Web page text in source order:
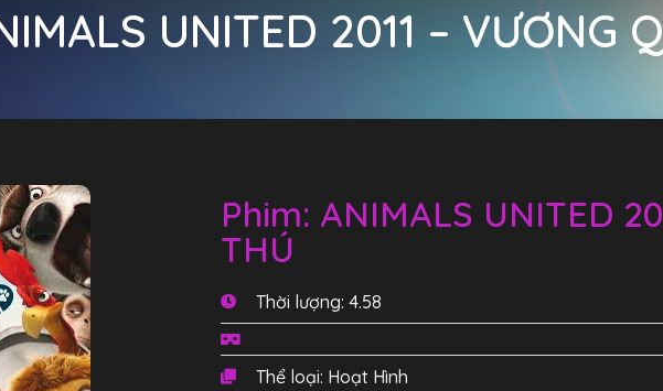
UNITED 2011 – VƯƠNG
Phim: ANIMALS UNITED
THÚ
Thời lượng: 4.58
Thể loại: Hoạt Hình